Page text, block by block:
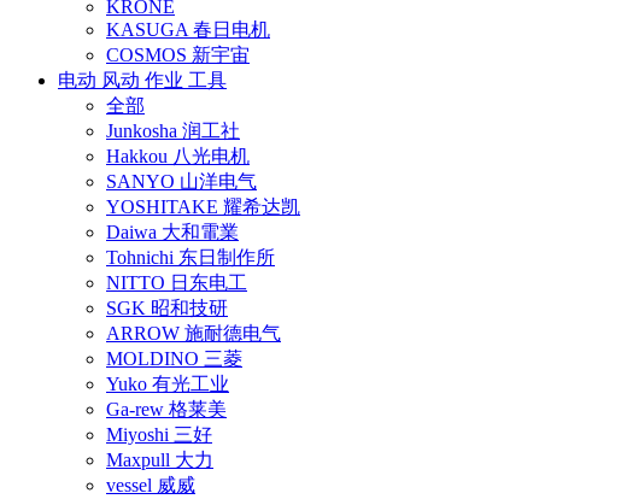
KRONE
KASUGA 春日电机
COSMOS 新宇宙
电动 风动 作业 工具
全部
Junkosha 润工社
Hakkou 八光电机
SANYO 山洋电气
YOSHITAKE 耀希达凯
Daiwa 大和電業
Tohnichi 东日制作所
NITTO 日东电工
SGK 昭和技研
ARROW 施耐德电气
MOLDINO 三菱
Yuko 有光工业
Ga-rew 格莱美
Miyoshi 三好
Maxpull 大力
vessel 威威